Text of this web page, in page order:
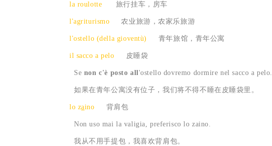
la roulotte 旅行挂车，房车
l'agriturismo 农业旅游，农家乐旅游
l'ostello (della gioventù) 青年旅馆，青年公寓
il sacco a pelo 皮睡袋
Se non c'è posto all'ostello dovremo dormire nel sacco a pelo.
如果在青年公寓没有位子，我们将不得不睡在皮睡袋里。
lo zaino 背肩包
Non uso mai la valigia, preferisco lo zaino.
我从不用手提包，我喜欢背肩包。